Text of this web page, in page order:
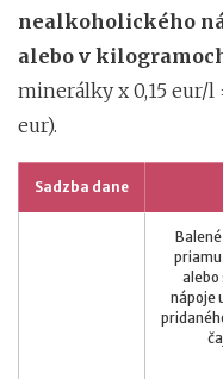
nealkoholického
alebo v
minerálky x 0,15 eur/l
eur).
Sadzba dane
priamu
alebo
nápoje